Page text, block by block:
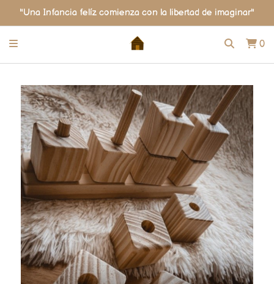
"Una Infancia felíz comienza con la libertad de imaginar"
0